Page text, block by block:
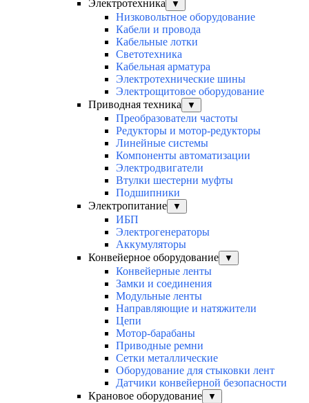
Электротехника ▼
Низковольтное оборудование
Кабели и провода
Кабельные лотки
Светотехника
Кабельная арматура
Электротехнические шины
Электрощитовое оборудование
Приводная техника
▼
Преобразователи частоты
Редукторы и мотор-редукторы
Линейные системы
Компоненты автоматизации
Электродвигатели
Втулки шестерни муфты
Подшипники
Электропитание
▼
ИБП
Электрогенераторы
Аккумуляторы
Конвейерное оборудование
▼
Конвейерные ленты
Замки и соединения
Модульные ленты
Направляющие и натяжители
Цепи
Мотор-барабаны
Приводные ремни
Сетки металлические
Оборудование для стыковки лент
Датчики конвейерной безопасности
Крановое оборудование
▼